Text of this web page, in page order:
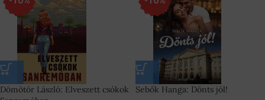
Dömötör László: Elveszett csókok
Sebők Hanga: Dönts jól!